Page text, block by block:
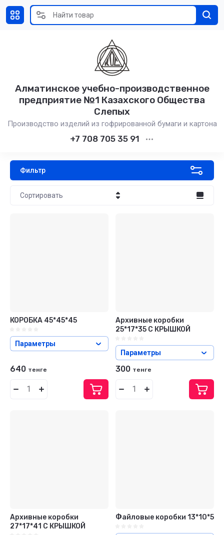
Алматинское учебно-производственное
предприятие №1 Казахского Общества
Слепых
Производство изделий из гофрированной бумаги и картона
+7 708 705 35 91
Фильтр
Сортировать
КОРОБКА 45*45*45
Параметры
640 тенге
Архивные коробки
25*17*35 С КРЫШКОЙ
Параметры
300 тенге
Архивные коробки
27*17*41 С КРЫШКОЙ
Файловые коробки 13*10*5